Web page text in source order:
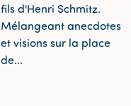
fils d'Henri Schmitz.
Mélangeant anecdotes
et visions sur la place
de...